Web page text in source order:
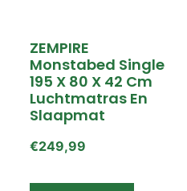
ZEMPIRE
Monstabed Single
195 X 80 X 42 Cm
Luchtmatras En
Slaapmat
€249,99